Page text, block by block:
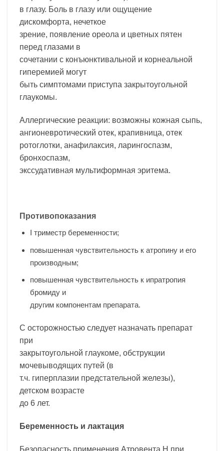
в глазу. Боль в глазу или ощущение
дискомфорта, нечеткое
зрение, появление ореола и цветных пятен
перед глазами в
сочетании с конъюнктивальной и корнеальной
гиперемией могут
быть симптомами приступа закрытоугольной
глаукомы.
Аллергические реакции: возможны кожная сыпь,
ангионевротический отек, крапивница, отек
ротоглотки, анафилаксия, ларингоспазм,
бронхоспазм,
экссудативная мультиформная эритема.
Противопоказания
I триместр беременности;
повышенная чувствительность к атропину и его
производным;
повышенная чувствительность к ипратропия
бромиду и
другим компонентам препарата.
С осторожностью следует назначать препарат
при
закрытоугольной глаукоме, обструкции
мочевыводящих путей (в
т.ч. гиперплазии предстательной железы),
детском возрасте
до 6 лет.
Беременность и лактация
Безопасность применения Атровента Н при